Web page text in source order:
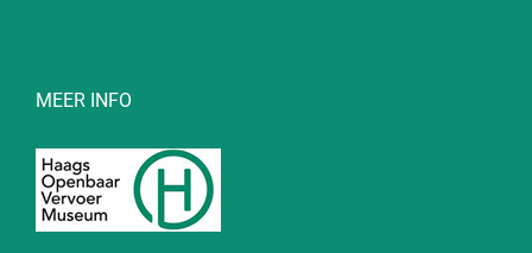
MEER INFO